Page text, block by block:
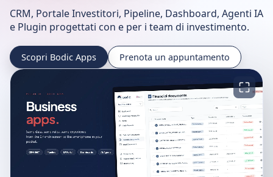
IT
CRM, Portale Investitori, Pipeline, Dashboard, Agenti IA
e Plugin progettati con e per i team di investimento.
Scopri Bodic Apps Prenota un appuntamento